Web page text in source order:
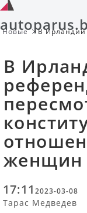
Новые
В
правам
В
женщин
17:11 2023-03-08
Тарас Медведев